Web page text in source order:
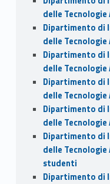
delle
Dipartimento di
delle
Dipartimento di
delle
Dipartimento di
delle
Dipartimento di
delle
Dipartimento di
delle
studenti
Dipartimento di